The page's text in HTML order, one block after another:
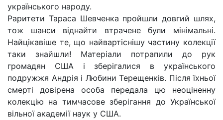
українського народу.
Раритети Тараса Шевченка пройшли довгий шлях,
тож шанси віднайти втрачене були мінімальні.
Найцікавіше те, що найвартіснішу частину колекції
таки знайшли! Матеріали потрапили до рук
громадян США і зберігалися в українського
подружжя Андрія і Любини Терещенків. Після їхньої
смерті довірена особа передала цю неоціненну
колекцію на тимчасове зберігання до Української
вільної академії наук у США.